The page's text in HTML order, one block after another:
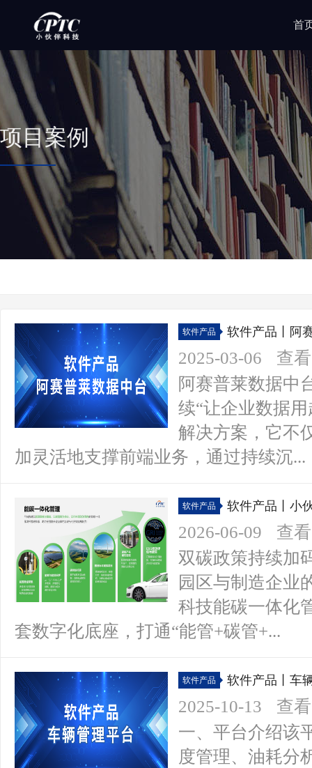
首
项目案例
软件产品 软件产品丨阿
2025-03-06
查
阿赛普莱数据中
续“让企业数据
解决方案，它不
加灵活地支撑前端业务，通过持续沉...
软件产品 软件产品丨小
2026-06-09
查
双碳政策持续加
园区与制造企业
科技能碳一体化
套数字化底座，打通“能管+碳管+...
软件产品 软件产品丨车
2025-10-13
查
一、平台介绍该
度管理、油耗分